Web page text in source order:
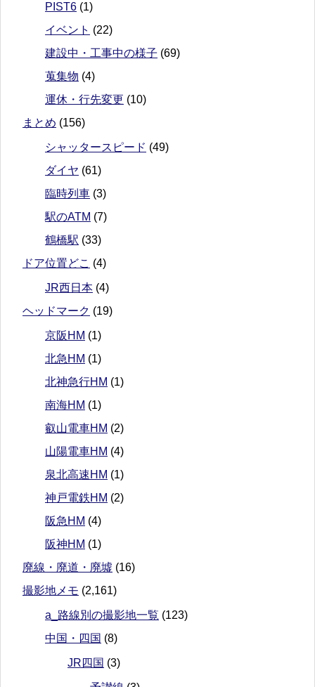
PIST6 (1)
イベント (22)
建設中・工事中の様子 (69)
蒐集物 (4)
運休・行先変更 (10)
まとめ (156)
シャッタースピード (49)
ダイヤ (61)
臨時列車 (3)
駅のATM (7)
鶴橋駅 (33)
ドア位置どこ (4)
JR西日本 (4)
ヘッドマーク (19)
京阪HM (1)
北急HM (1)
北神急行HM (1)
南海HM (1)
叡山電車HM (2)
山陽電車HM (4)
泉北高速HM (1)
神戸電鉄HM (2)
阪急HM (4)
阪神HM (1)
廃線・廃道・廃墟 (16)
撮影地メモ (2,161)
a_路線別の撮影地一覧 (123)
中国・四国 (8)
JR四国 (3)